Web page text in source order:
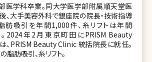
医学科卒業。同大学医学部附属順天堂医
、大手美容外科で銀座院の院長・技術指導
肪吸引を年間1,000件、糸リフトは年間
2024年2月東京町田にPRISM Beauty
、PRISM Beauty Clinic 統括院長に就任。
脂肪吸引、糸リフト。